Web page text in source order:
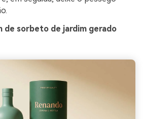
de sorbeto de jardim gerado